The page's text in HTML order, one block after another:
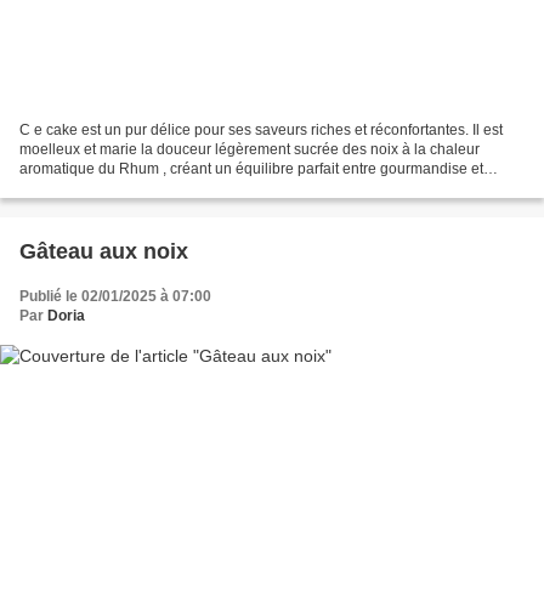
C e cake est un pur délice pour ses saveurs riches et réconfortantes. Il est
moelleux et marie la douceur légèrement sucrée des noix à la chaleur
aromatique du Rhum , créant un équilibre parfait entre gourmandise et
Gâteau aux noix
Publié le 02/01/2025 à 07:00
Par Doria